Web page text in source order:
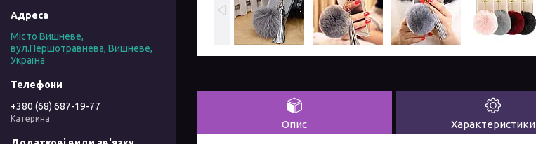
Опис Характеристики
Місто Вишневе,
вул.Першотравнева, Вишневе,
Україна
+380 (68) 687-19-77
Катерина